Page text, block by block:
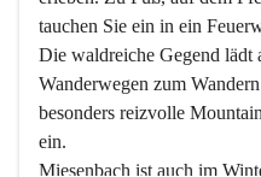
tauchen Sie ein in ein
Die waldreiche Gegend lädt
Wanderwegen zum
besonders reizvolle
ein.
Miesenbach ist auch im